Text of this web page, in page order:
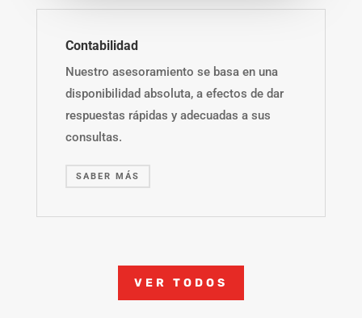
Contabilidad
Nuestro asesoramiento se basa en una
disponibilidad absoluta, a efectos de dar
respuestas rápidas y adecuadas a sus
consultas.
SABER MÁS
VER TODOS